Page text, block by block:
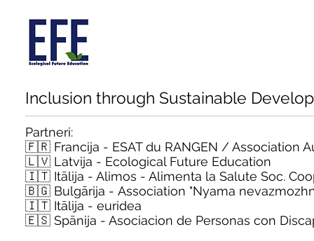
Inclusion through Sustainable
Partneri:
🇫🇷 Francija - ESAT du RANGEN / Association
🇱🇻 Latvija - Ecological Future Education
🇮🇹 Itālija - Alimos - Alimenta la Salute Soc.
🇧🇬 Bulgārija - Association "Nyama
🇮🇹 Itālija - euridea
🇪🇸 Spānija - Asociacion de Personas con